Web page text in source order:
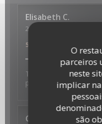
O
parceiros
neste
implicar
são
Elisabeth C
2022-09-15
5
Toujours très
plus bon rapport
Carlos